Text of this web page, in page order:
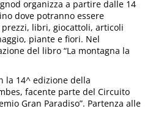
organizza a partire dalle 14
dove potranno essere
libri, giocattoli, articoli
piante e fiori. Nel
del libro “La montagna la
la 14^ edizione della
facente parte del Circuito
Gran Paradiso”. Partenza alle